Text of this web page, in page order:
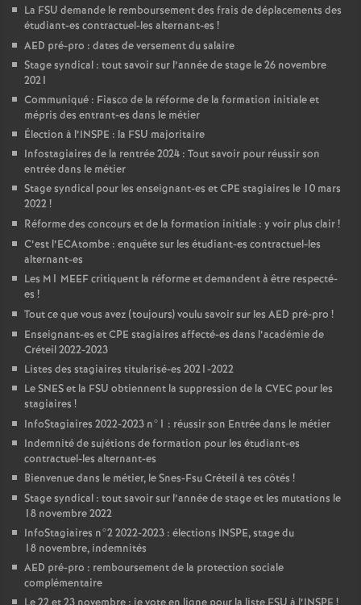
La FSU demande le remboursement des frais de déplacements des
étudiant-es contractuel-les alternant-es !
AED pré-pro : dates de versement du salaire
Stage syndical : tout savoir sur l’année de stage le 26 novembre
2021
Communiqué : Fiasco de la réforme de la formation initiale et
mépris des entrant-es dans le métier
Élection à l’INSPE : la FSU majoritaire
Infostagiaires de la rentrée 2024 : Tout savoir pour réussir son
entrée dans le métier
Stage syndical pour les enseignant-es etCPE stagiaires le 10 mars
2022!
Réforme des concours et de la formation initiale : y voir plus clair!
C’est l’ECAtombe : enquête sur les étudiant-es contractuel-les
alternant-es
Les M1 MEEFcritiquent la réforme et demandent à être respecté-
es !
Tout ce que vous avez (toujours) voulu savoir sur les AED pré-pro !
Enseignant-es etCPE stagiaires affecté-es dans l’académie de
Créteil 2022-2023
Listes des stagiaires titularisé-es 2021-2022
LeSNESet la FSU obtiennent la suppression de la CVEC pour les
stagiaires !
InfoStagiaires 2022-2023 n°1 : réussir son Entrée dans le métier
Indemnité de sujétions de formation pour les étudiant-es
contractuel-les alternant-es
Bienvenue dans le métier, le Snes-Fsu Créteil à tes côtés !
Stage syndical : tout savoir sur l’année de stage et les mutations le
18 novembre 2022
InfoStagiaires n°2 2022-2023 : élections INSPE, stage du
18 novembre, indemnités
AED pré-pro : remboursement de la protection sociale
complémentaire